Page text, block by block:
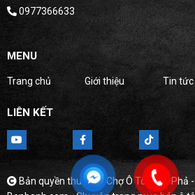
0977366633
MENU
Trang chủ Giới thiệu Tin tức
LIÊN KẾT
Bản quyền thuộc về Chợ Ô Tô Cẩm Phả -